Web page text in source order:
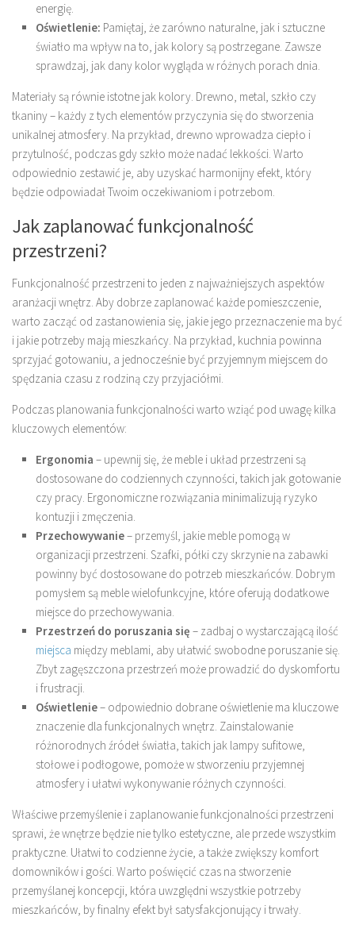
energię.
Oświetlenie: Pamiętaj, że zarówno naturalne, jak i sztuczne
światło ma wpływ na to, jak kolory są postrzegane. Zawsze
sprawdzaj, jak dany kolor wygląda w różnych porach dnia.
Materiały są równie istotne jak kolory. Drewno, metal, szkło czy
tkaniny – każdy z tych elementów przyczynia się do stworzenia
unikalnej atmosfery. Na przykład, drewno wprowadza ciepło i
przytulność, podczas gdy szkło może nadać lekkości. Warto
odpowiednio zestawić je, aby uzyskać harmonijny efekt, który
będzie odpowiadał Twoim oczekiwaniom i potrzebom.
Jak zaplanować funkcjonalność
przestrzeni?
Funkcjonalność przestrzeni to jeden z najważniejszych aspektów
aranżacji wnętrz. Aby dobrze zaplanować każde pomieszczenie,
warto zacząć od zastanowienia się, jakie jego przeznaczenie ma być
i jakie potrzeby mają mieszkańcy. Na przykład, kuchnia powinna
sprzyjać gotowaniu, a jednocześnie być przyjemnym miejscem do
spędzania czasu z rodziną czy przyjaciółmi.
Podczas planowania funkcjonalności warto wziąć pod uwagę kilka
kluczowych elementów:
Ergonomia – upewnij się, że meble i układ przestrzeni są
dostosowane do codziennych czynności, takich jak gotowanie
czy pracy. Ergonomiczne rozwiązania minimalizują ryzyko
kontuzji i zmęczenia.
Przechowywanie– przemyśl, jakie meble pomogą w
organizacji przestrzeni. Szafki, półki czy skrzynie na zabawki
powinny być dostosowane do potrzeb mieszkańców. Dobrym
pomysłem są meble wielofunkcyjne, które oferują dodatkowe
miejsce do przechowywania.
Przestrzeń do poruszania się – zadbaj o wystarczającą ilość
miejsca między meblami, aby ułatwić swobodne poruszanie się.
Zbyt zagęszczona przestrzeń może prowadzić do dyskomfortu
i frustracji.
Oświetlenie– odpowiednio dobrane oświetlenie ma kluczowe
znaczenie dla funkcjonalnych wnętrz. Zainstalowanie
różnorodnych źródeł światła, takich jak lampy sufitowe,
stołowe i podłogowe, pomoże w stworzeniu przyjemnej
atmosfery i ułatwi wykonywanie różnych czynności.
Właściwe przemyślenie i zaplanowanie funkcjonalności przestrzeni
sprawi, że wnętrze będzie nie tylko estetyczne, ale przede wszystkim
praktyczne. Ułatwi to codzienne życie, a także zwiększy komfort
domowników i gości. Warto poświęcić czas na stworzenie
przemyślanej koncepcji, która uwzględni wszystkie potrzeby
mieszkańców, by finalny efekt był satysfakcjonujący i trwały.